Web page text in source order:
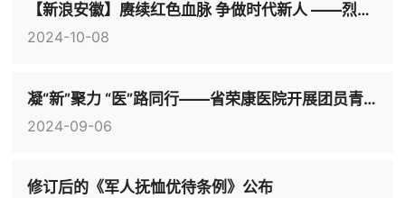
【新浪安徽】赓续红色血脉 争做时代新人 ——烈士纪念日老兵宣讲会走进桐城市同安小学
2024-10-08
凝“新”聚力 “医”路同行——省荣康医院开展团员青年团队建设与素质拓展活动
2024-09-06
修订后的《军人抚恤优待条例》公布